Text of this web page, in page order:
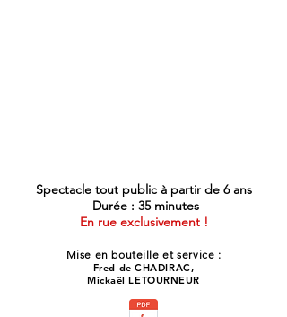
Spectacle tout public à partir de 6 ans
Durée : 35 minutes
En rue exclusivement !
Mise en bouteille et service :
Fred de CHADIRAC,
Mickaël LETOURNEUR